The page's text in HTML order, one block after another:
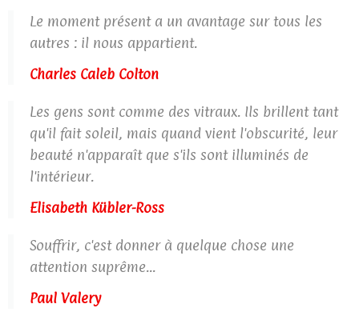
Le moment présent a un avantage sur tous les
autres : il nous appartient.
Charles Caleb Colton
Les gens sont comme des vitraux. Ils brillent tant
qu'il fait soleil, mais quand vient l'obscurité, leur
beauté n'apparaît que s'ils sont illuminés de
l'intérieur.
Elisabeth Kübler-Ross
Souffrir, c'est donner à quelque chose une
attention suprême...
Paul Valery